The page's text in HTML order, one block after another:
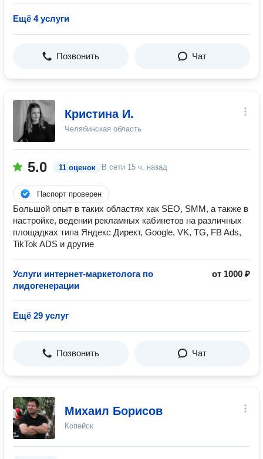
Ещё 4 услуги
Позвонить Чат
Кристина И.
Челябинская область
5.0 11 оценок В сети 15 ч. назад
Паспорт проверен
Большой опыт в таких областях как SEO, SMM, а также в
настройке, ведении рекламных кабинетов на различных
площадках типа Яндекс Директ, Google, VK, TG, FB Ads,
TikTok ADS и другие
Услуги интернет-маркетолога по
лидогенерации
от 1000 ₽
Ещё 29 услуг
Позвонить Чат
Михаил Борисов
Копейск